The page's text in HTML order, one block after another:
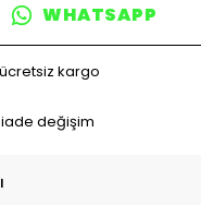
WHATSAPP
kargo
değişim